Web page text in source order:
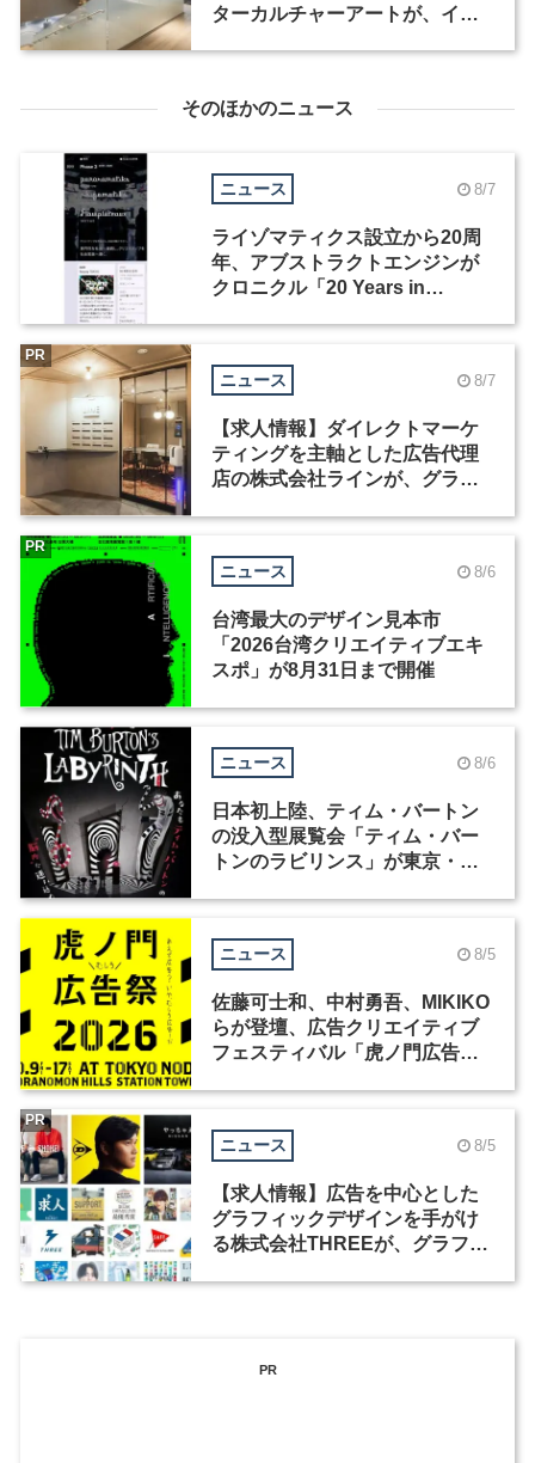
ターカルチャーアートが、イン
そのほかのニュース
ニュース 8/7
ライゾマティクス設立から20周
年、アブストラクトエンジンが
クロニクル「20 Years in
ニュース 8/7
【求人情報】ダイレクトマーケ
ティングを主軸とした広告代理
店の株式会社ラインが、グラフ
PR
ニュース 8/6
台湾最大のデザイン見本市
「2026台湾クリエイティブエキ
スポ」が8月31日まで開催
PR
ニュース 8/6
日本初上陸、ティム・バートン
の没入型展覧会「ティム・バー
トンのラビリンス」が東京・豊
ニュース 8/5
佐藤可士和、中村勇吾、MIKIKO
らが登壇、広告クリエイティブ
フェスティバル「虎ノ門広告
ニュース 8/5
【求人情報】広告を中心とした
グラフィックデザインを手がけ
る株式会社THREEが、グラフィ
PR
PR